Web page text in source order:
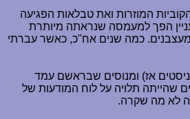
המוזרות ואת טבלאות הפגיעה
הפך למעמסה שנראתה מיותרת
כמה שנים אח"כ, כאשר עברתי
אז) ומנוסים שבראשם עמד
שהייתה תלויה על לוח המודעות של
זה לא מה שקרה.